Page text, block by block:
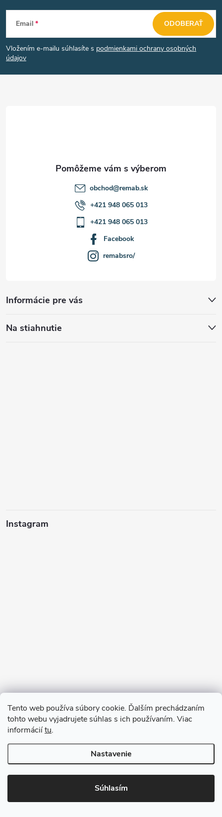
Tento web používa súbory cookie. Ďalším prechádzaním
tohto webu vyjadrujete súhlas s ich používaním. Viac
informáciítu.
Nastavenie
Súhlasím
Z
á
p
Email
Vložením e-mailu súhlasíte s podmienkami ochrany osobných
údajov
ODOBERAŤ
Informácie pre vás
Na stiahnutie
Instagram
Sledovať na Instagrame
obchod@remab.sk
+421 948 065 013
+421 948 065 013
Facebook
remabsro/
Copyright 2026remab.sk. Všetky práva vyhradené.